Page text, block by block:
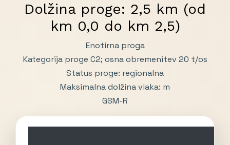
Dolžina proge: 2,5 km (od
km 0,0 do km 2,5)
Enotirna proga
Kategorija proge C2; osna obremenitev 20 t/os
Status proge: regionalna
Maksimalna dolžina vlaka: m
GSM-R